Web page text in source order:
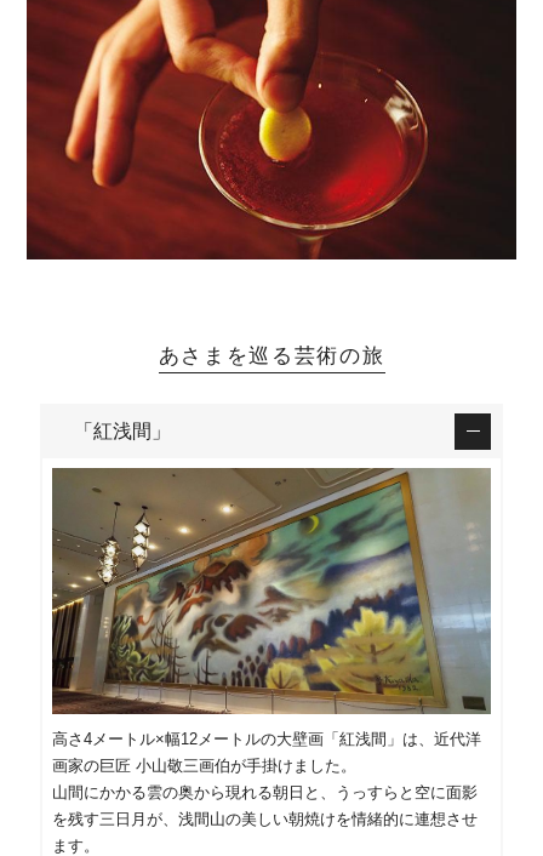
あさまを巡る芸術の旅
「紅浅間」
高さ4メートル×幅12メートルの大壁画「紅浅間」は、近代洋
画家の巨匠 小山敬三画伯が手掛けました。
山間にかかる雲の奥から現れる朝日と、うっすらと空に面影
を残す三日月が、浅間山の美しい朝焼けを情緒的に連想させ
ます。